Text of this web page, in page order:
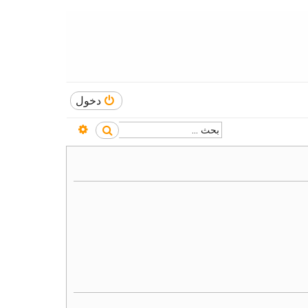
دخول
بحث